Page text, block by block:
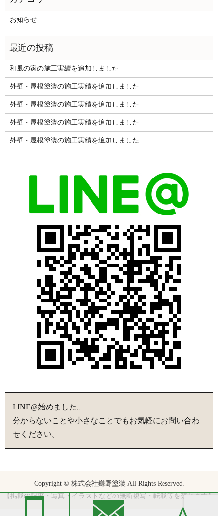
お知らせ
和風の家の施工実績を追加しました
外壁・屋根塗装の施工実績を追加しました
外壁・屋根塗装の施工実績を追加しました
外壁・屋根塗装の施工実績を追加しました
外壁・屋根塗装の施工実績を追加しました
LINE@始めました。
分からないことや小さなことでもお気軽にお問い合わ
せください。
Copyright © 株式会社鎌野塗装 All Rights Reserved.
【掲載の記事・写真・イラストなどの無断複写・転載等を禁じます】